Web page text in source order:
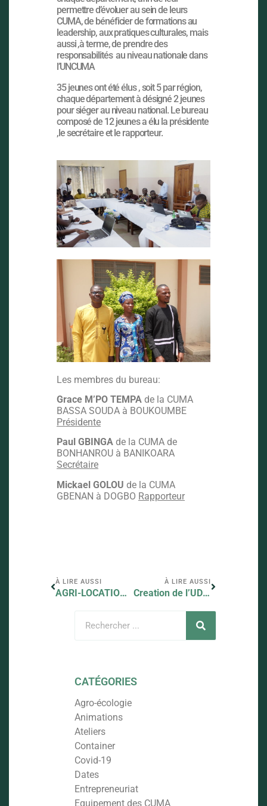
permettre d’évoluer au sein de leurs
CUMA, de bénéficier de formations au
leadership, aux pratiques culturales, mais
aussi ,à terme, de prendre des
responsabilités au niveau nationale dans
l’UNCUMA
35 jeunes ont été élus , soit 5 par région,
chaque département à désigné 2 jeunes
pour siéger au niveau national. Le bureau
composé de 12 jeunes a élu la présidente
,le secrétaire et le rapporteur.
Les membres du bureau:
Grace M’PO TEMPA de la CUMA
BASSA SOUDA à BOUKOUMBE
Présidente
Paul GBINGA de la CUMA de
BONHANROU à BANIKOARA
Secrétaire
Mickael GOLOU de la CUMA
GBENAN à DOGBO Rapporteur
À LIRE AUSSI
AGRI-LOCATION EN AFRIQUE SUB-SAHARIENNE : Modèles économiques pour investir dans la mécanisation durable.
À LIRE AUSSI
Creation de l’UDCUMA de la DONGA
CATÉGORIES
Agro-écologie
Animations
Ateliers
Container
Covid-19
Dates
Entrepreneuriat
Equipement des CUMA